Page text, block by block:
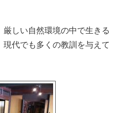
しい自然環境の中で生きる
代でも多くの教訓を与えて